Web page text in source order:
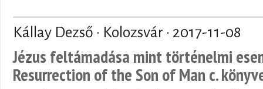
Kállay Dezső · Kolozsvár · 2017-11-08
Jézus feltámadása mint történelmi
Resurrection of the Son of Man c.